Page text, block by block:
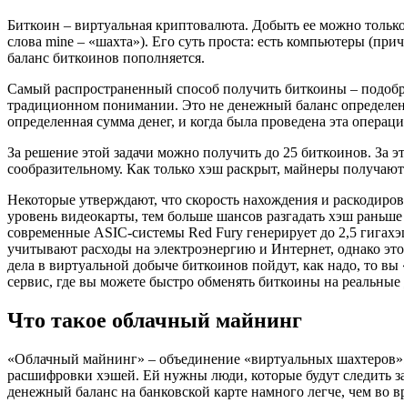
Биткоин – виртуальная криптовалюта. Добыть ее можно
слова mine – «шахта»). Его суть проста: есть компьютеры
баланс биткоинов пополняется.
Самый распространенный способ получить биткоины –
традиционном понимании. Это не денежный баланс
определенная сумма денег, и когда была проведена эта
За решение этой задачи можно получить до 25 биткоинов.
сообразительному. Как только хэш раскрыт, майнеры
Некоторые утверждают, что скорость нахождения и
уровень видеокарты, тем больше шансов разгадать хэш
современные ASIC-системы Red Fury генерирует до 2,5
учитывают расходы на электроэнергию и Интернет, однако
дела в виртуальной добыче биткоинов пойдут, как надо, то
сервис, где вы можете быстро обменять биткоины на
Что такое облачный майнинг
«Облачный майнинг» – объединение «виртуальных
расшифровки хэшей. Ей нужны люди, которые будут следить
денежный баланс на банковской карте намного легче, чем во